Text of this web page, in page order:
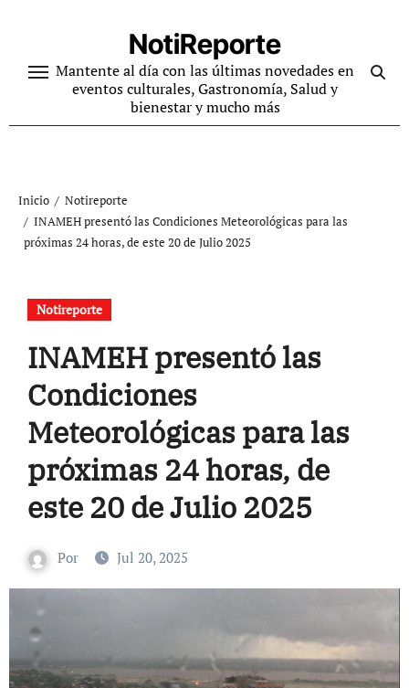
contenido
NotiReporte
Mantente al día con las últimas novedades en
eventos culturales, Gastronomía, Salud y
bienestar y mucho más
Inicio
Notireporte
INAMEH presentó las Condiciones Meteorológicas para las
próximas 24 horas, de este 20 de Julio 2025
Notireporte
INAMEH presentó las
Condiciones
Meteorológicas para las
próximas 24 horas, de
este 20 de Julio 2025
Por Jul 20, 2025